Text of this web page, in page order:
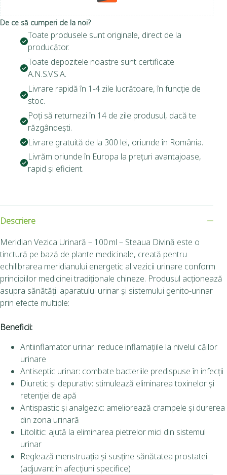
De ce să cumperi de la noi?
Toate produsele sunt originale, direct de la
producător.
Toate depozitele noastre sunt certificate
A.N.S.V.S.A.
Livrare rapidă în 1-4 zile lucrătoare, în funcție de
stoc.
Poți să returnezi în 14 de zile produsul, dacă te
răzgândești.
Livrare gratuită de la 300 lei, oriunde în România.
Livrăm oriunde în Europa la prețuri avantajoase,
rapid și eficient.
Descriere
Meridian Vezica Urinară – 100 ml – Steaua Divină este o
tinctură pe bază de plante medicinale, creată pentru
echilibrarea meridianului energetic al vezicii urinare conform
principiilor medicinei tradiționale chineze. Produsul acționează
asupra sănătății aparatului urinar și sistemului genito-urinar
prin efecte multiple:
Beneficii:
Antiinflamator urinar: reduce inflamațiile la nivelul căilor
urinare
Antiseptic urinar: combate bacteriile predispuse în infecții
Diuretic și depurativ: stimulează eliminarea toxinelor și
retenției de apă
Antispastic și analgezic: ameliorează crampele și durerea
din zona urinară
Litolitic: ajută la eliminarea pietrelor mici din sistemul
urinar
Reglează menstruația și susține sănătatea prostatei
(adjuvant în afecțiuni specifice)